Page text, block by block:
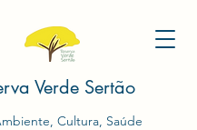
Verde Sertão
Cultura, Saúde